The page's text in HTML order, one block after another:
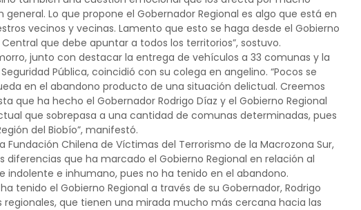
Lo que propone el Gobernador Regional es algo que está en
vecinos y vecinas. Lamento que esto se haga desde el Gobierno
que debe apuntar a todos los territorios”, sostuvo.
junto con destacar la entrega de vehículos a 33 comunas y la
Pública, coincidió con su colega en angelino. “Pocos se
en el abandono producto de una situación delictual. Creemos
que ha hecho el Gobernador Rodrigo Díaz y el Gobierno Regional
que sobrepasa a una cantidad de comunas determinadas, pues
del Biobío”, manifestó.
Fundación Chilena de Víctimas del Terrorismo de la Macrozona Sur,
diferencias que ha marcado el Gobierno Regional en relación al
indolente e inhumano, pues no ha tenido en el abandono.
tenido el Gobierno Regional a través de su Gobernador, Rodrigo
regionales, que tienen una mirada mucho más cercana hacia las